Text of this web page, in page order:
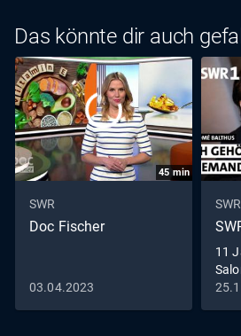
Das könnte dir auch
45 min
SWR
Doc Fischer
03.04.2023
SWR
11